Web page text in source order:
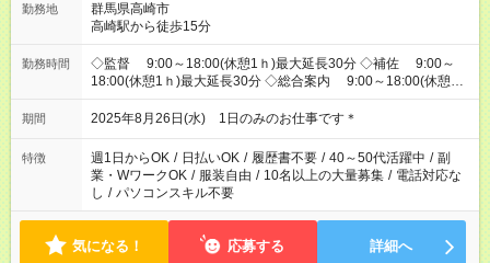
勤務地
群馬県高崎市
高崎駅から徒歩15分
勤務時間
◇監督 9:00～18:00(休憩1ｈ)最大延長30分 ◇補佐 9:00～
18:00(休憩1ｈ)最大延長30分 ◇総合案内 9:00～18:00(休憩1
ｈ)最大延長30分 ◇誘導(建物内) 9:00～18:00(休憩1ｈ)最大延
長30分 ◇誘導(高崎駅) 9:30～12:30(休憩なし)最大延長30分 ◇
合は上記条件参照
期間 2025年8月26日(水) 1日のみのお仕事です＊
特徴 週1日からOK / 日払いOK / 履歴書不要 / 40～50代活躍中 / 副
業・WワークOK / 服装自由 / 10名以上の大量募集 / 電話対応な
し / パソコンスキル不要
気になる！ 応募する 詳細へ